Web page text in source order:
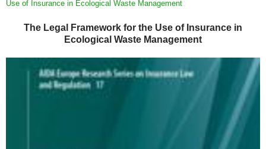
Use of Insurance in Ecological Waste Management
The Legal Framework for the Use of Insurance in
Ecological Waste Management